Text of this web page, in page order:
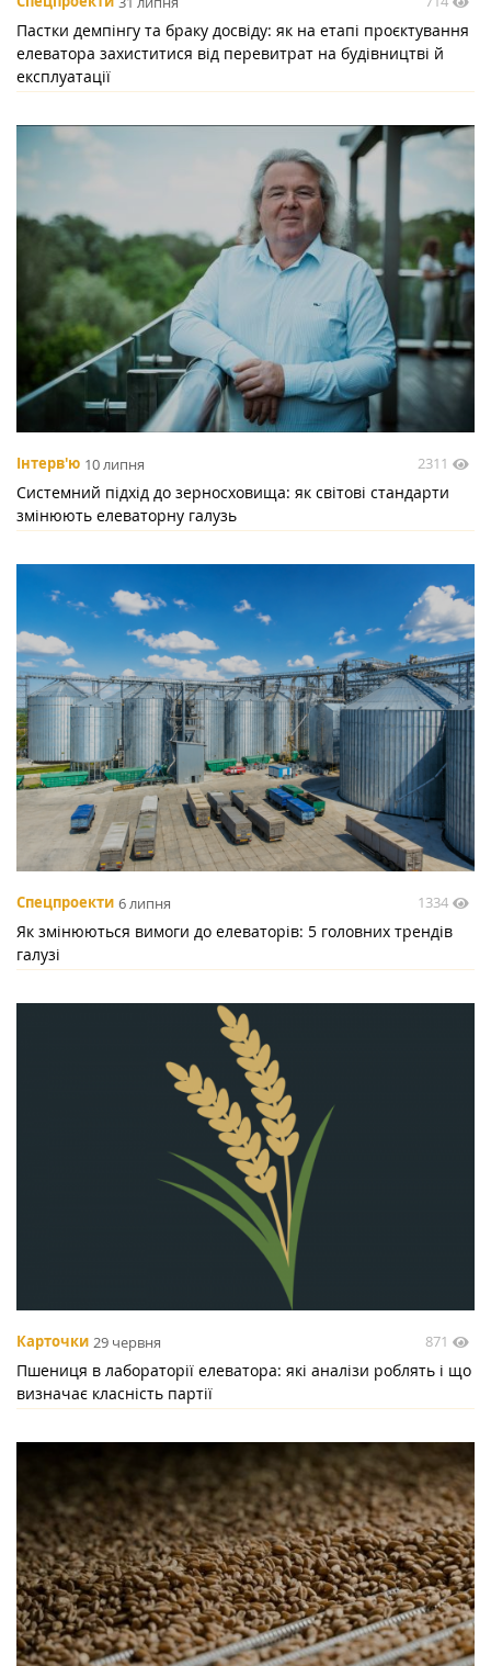
Пастки демпінгу та браку досвіду: як на етапі проєктування
елеватора захиститися від перевитрат на будівництві й
експлуатації
Інтерв'ю 10 липня 2311
Системний підхід до зерносховища: як світові стандарти
змінюють елеваторну галузь
Спецпроекти 6 липня 1334
Як змінюються вимоги до елеваторів: 5 головних трендів
галузі
Карточки 29 червня 871
Пшениця в лабораторії елеватора: які аналізи роблять і що
визначає класність партії